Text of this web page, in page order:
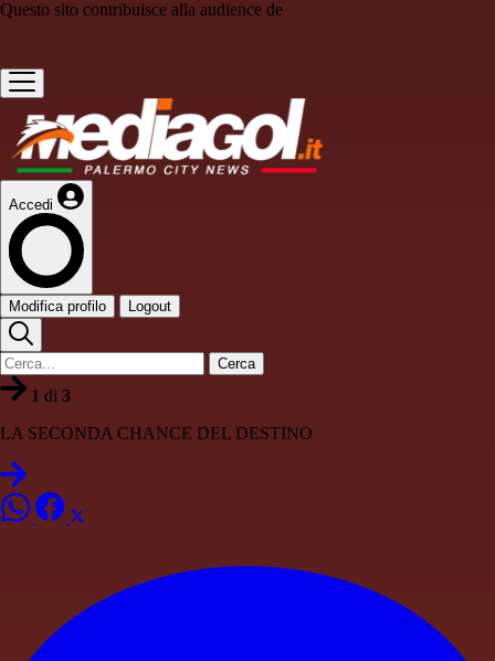
Questo sito contribuisce alla audience de
Accedi
Modifica profilo Logout
Cerca
1 di 3
LA SECONDA CHANCE DEL DESTINO